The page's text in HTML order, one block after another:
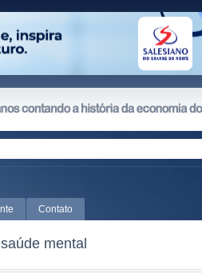
Contato
mental